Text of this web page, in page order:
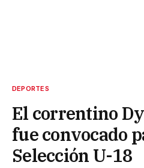
DEPORTES
El correntino
fue convocado
Selección U-18